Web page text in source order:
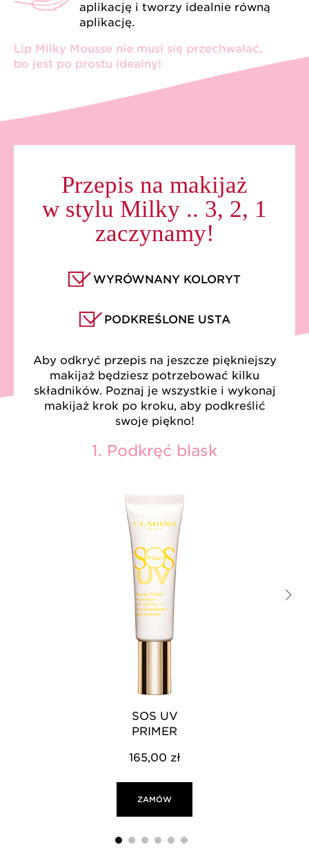
aplikację i tworzy idealnie równą
aplikację.
Lip Milky Mousse nie musi się przechwalać,
bo jest po prostu idealny!
Przepis na makijaż
w stylu Milky .. 3, 2, 1
zaczynamy!
WYRÓWNANY KOLORYT
PODKREŚLONE USTA
Aby odkryć przepis na jeszcze piękniejszy
makijaż będziesz potrzebować kilku
składników. Poznaj je wszystkie i wykonaj
makijaż krok po kroku, aby podkreślić
swoje piękno!
1. Podkręć blask
SOS UV
PRIMER
165,00 zł
ZAMÓW